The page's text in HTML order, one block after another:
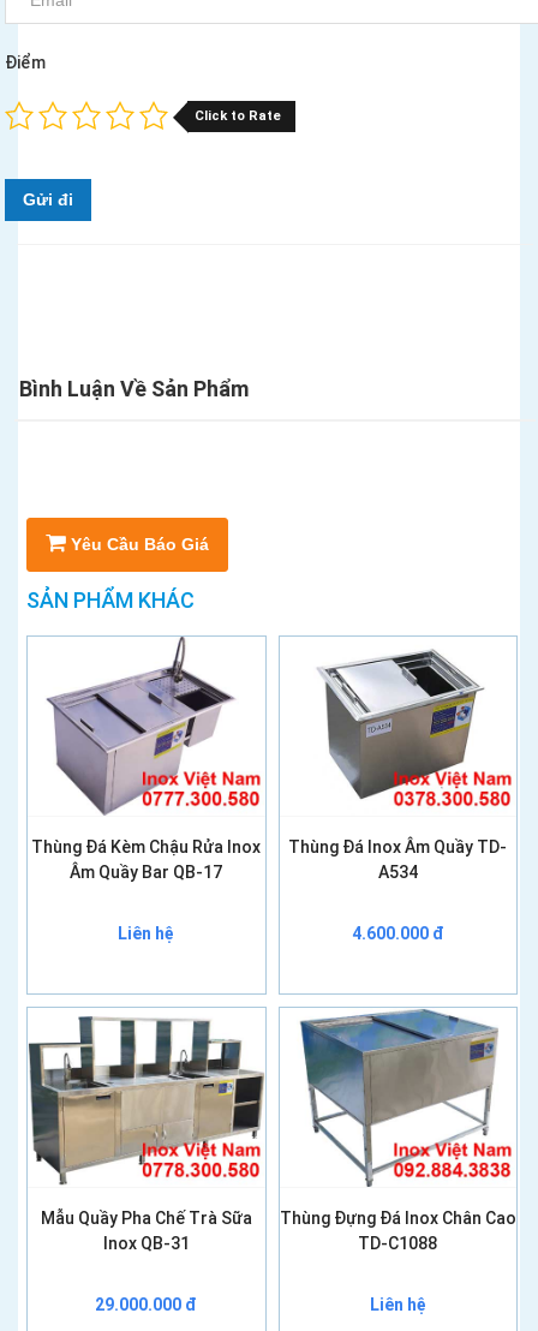
Điểm
Click to Rate
Gửi đi
Bình Luận Về Sản Phẩm
Yêu Cầu Báo Giá
SẢN PHẨM KHÁC
Thùng Đá Kèm Chậu Rửa Inox
Âm Quầy Bar QB-17
Liên hệ
Thùng Đá Inox Âm Quầy TD-
A534
4.600.000 đ
Mẫu Quầy Pha Chế Trà Sữa
Inox QB-31
29.000.000 đ
Thùng Đựng Đá Inox Chân Cao
TD-C1088
Liên hệ